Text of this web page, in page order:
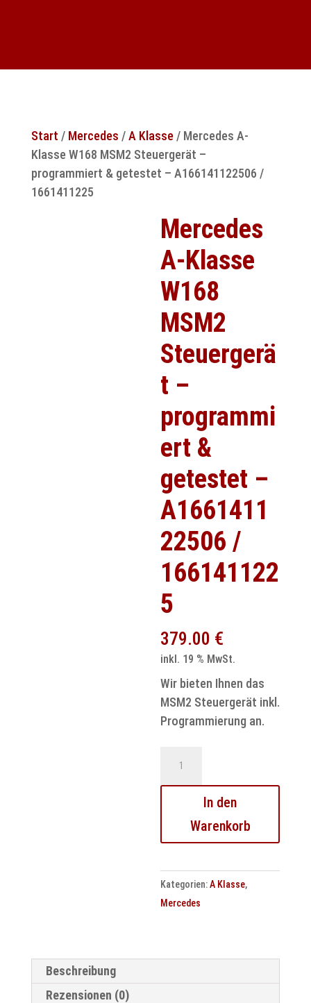
Start / Mercedes /A Klasse/ Mercedes A-
Klasse W168 MSM2 Steuergerät –
programmiert & getestet – A166141122506 /
1661411225
Mercedes
A-Klasse
W168
MSM2
Steuergerä
t –
programmi
ert &
getestet –
A1661411
22506 /
166141122
5
379.00 €
inkl. 19 % MwSt.
Wir bieten Ihnen das
MSM2 Steuergerät inkl.
Programmierung an.
MSM2
–
programmiert
&
A166141122506
/
In den
Warenkorb
Kategorien:A Klasse,
Mercedes
Beschreibung
Rezensionen (0)